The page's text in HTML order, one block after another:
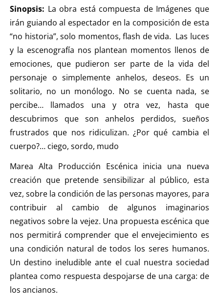
Sinopsis: La obra está compuesta de Imágenes que
irán guiando al espectador en la composición de esta
“no historia”, solo momentos, flash de vida. Las luces
y la escenografía nos plantean momentos llenos de
emociones, que pudieron ser parte de la vida del
personaje o simplemente anhelos, deseos. Es un
solitario, no un monólogo. No se cuenta nada, se
percibe… llamados una y otra vez, hasta que
descubrimos que son anhelos perdidos, sueños
frustrados que nos ridiculizan. ¿Por qué cambia el
cuerpo?… ciego, sordo, mudo
Marea Alta Producción Escénica inicia una nueva
creación que pretende sensibilizar al público, esta
vez, sobre la condición de las personas mayores, para
contribuir al cambio de algunos imaginarios
negativos sobre la vejez. Una propuesta escénica que
nos permitirá comprender que el envejecimiento es
una condición natural de todos los seres humanos.
Un destino ineludible ante el cual nuestra sociedad
plantea como respuesta despojarse de una carga: de
los ancianos.